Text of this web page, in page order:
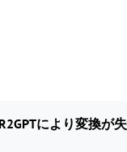
により変換が